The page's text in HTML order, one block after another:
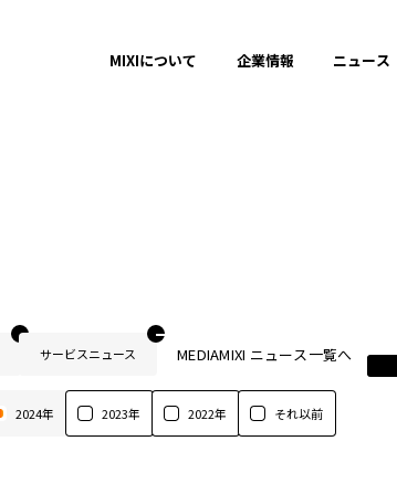
MIXIについて 企業情報 ニュース
サービスニュース MEDIAMIXI ニュース一覧へ
2024年 2023年 2022年 それ以前